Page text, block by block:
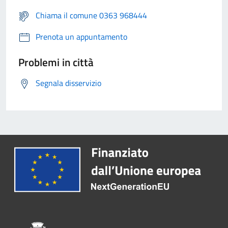
Chiama il comune 0363 968444
Prenota un appuntamento
Problemi in città
Segnala disservizio